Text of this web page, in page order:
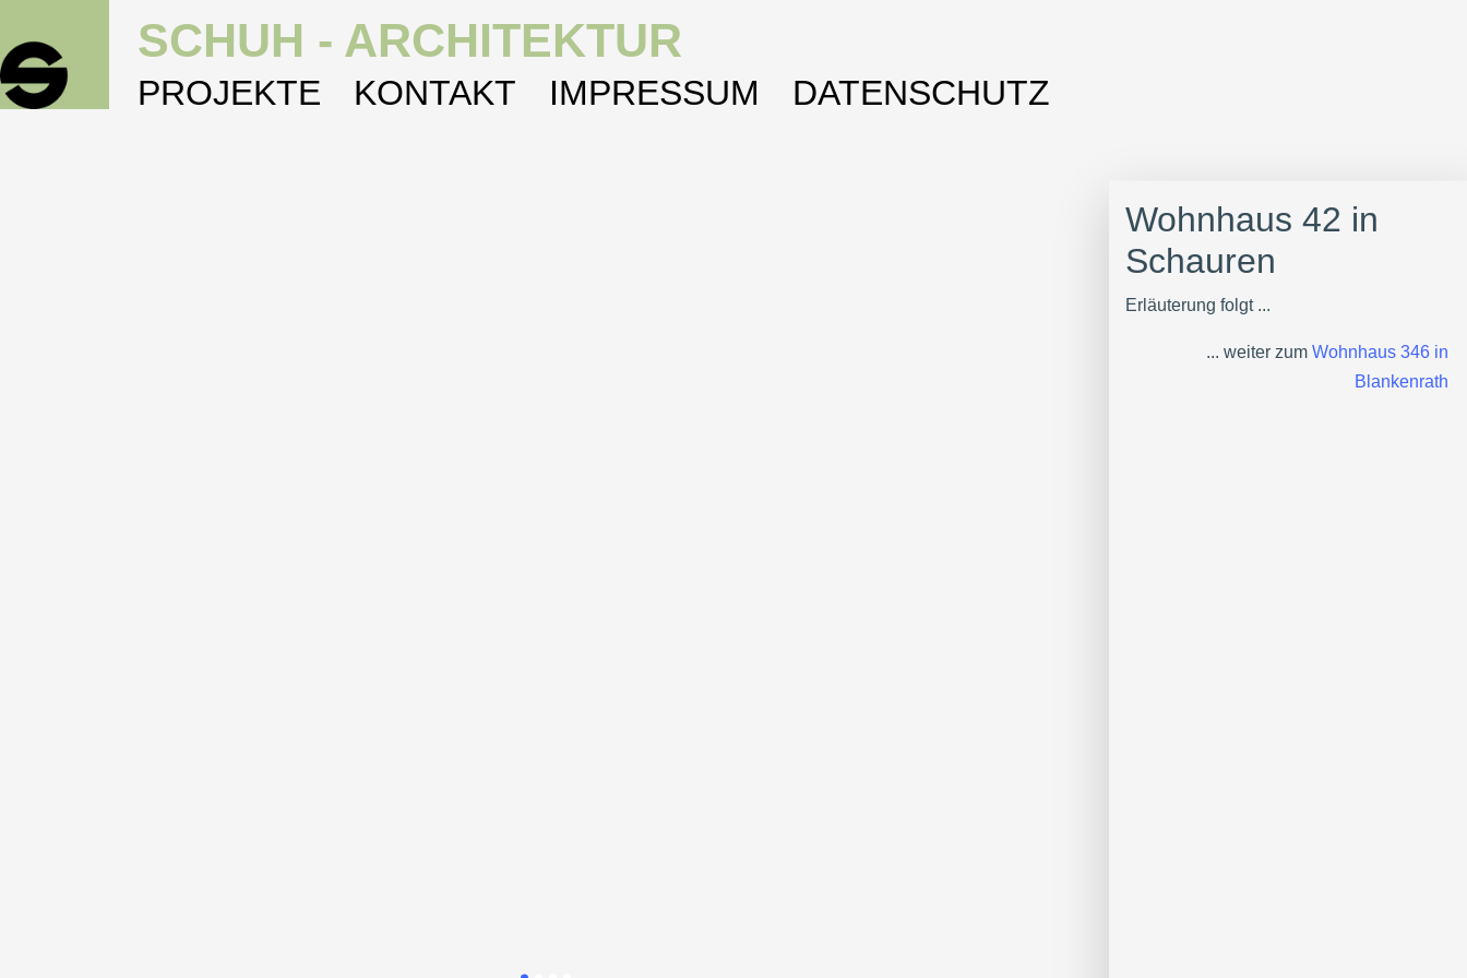
SCHUH - ARCHITEKTUR
PROJEKTE KONTAKT IMPRESSUM DATENSCHUTZ
Wohnhaus 42 in
Schauren
Erläuterung folgt ...
... weiter zum Wohnhaus 346 in
Blankenrath